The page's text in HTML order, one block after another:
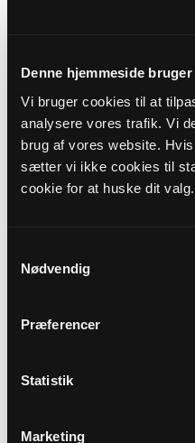
Denne hjemmeside
Vi bruger cookies til at
analysere vores trafik. Vi
brug af vores website.
sætter vi ikke cookies til
cookie for at huske dit valg.
Nødvendig
Præferencer
Statistik
Marketing
Ålekistevej 156
Hjemmeside:https://
Eller til:
2720Vanløse
Dog skal eventuelle